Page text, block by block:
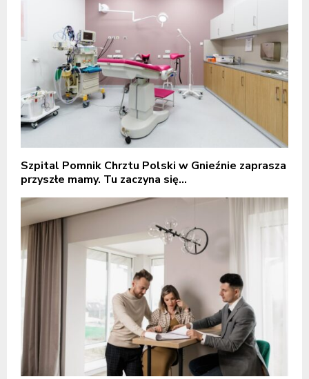
Szpital Pomnik Chrztu Polski w Gnieźnie zaprasza
przyszłe mamy. Tu zaczyna się...